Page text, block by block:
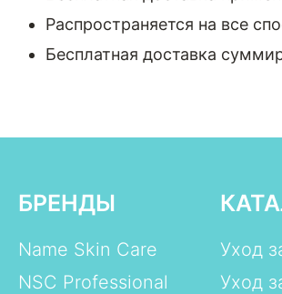
Распространяется на все
Бесплатная доставка
БРЕНДЫ
Name Skin Care
NSC Professional
Уход
Уход